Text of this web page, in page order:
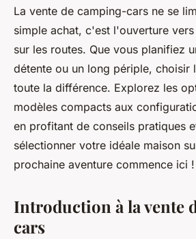
Vente de camping-
prochain road trip
ici !
Mathieu •13 février 2025•5 min de
La vente de camping-cars ne se
simple achat, c'est l'ouverture
sur les routes. Que vous planifiez
détente ou un long périple, choisir
toute la différence. Explorez les
modèles compacts aux
en profitant de conseils pratiques
sélectionner votre idéale maison
prochaine aventure commence ici !
Introduction à la vente
cars